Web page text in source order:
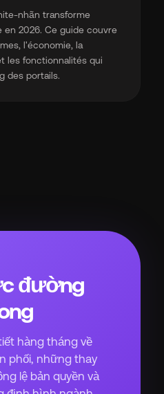
nhãn transforme
2026. Ce guide couvre
l'économie, la
les fonctionnalités qui
des portails.
đường
hàng tháng về
phối, những thay
lệ bản quyền và